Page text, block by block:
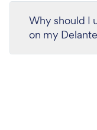
Why should I
on my